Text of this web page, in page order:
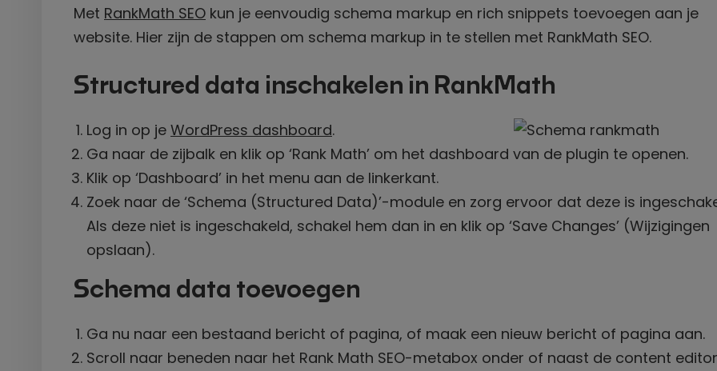
Met RankMath SEO kun je eenvoudig schema markup en rich snippets toevoegen aan je
website. Hier zijn de stappen om schema markup in te stellen met RankMath SEO.
Structured data inschakelen in RankMath
Log in op je WordPress dashboard.
Ga naar de zijbalk en klik op ‘Rank Math’ om het dashboard van de plugin te openen.
Klik op ‘Dashboard’ in het menu aan de linkerkant.
Zoek naar de ‘Schema (Structured Data)’-module en zorg ervoor dat deze is
Als deze niet is ingeschakeld, schakel hem dan in en klik op ‘Save Changes’ (Wijzigingen
opslaan).
Schema data toevoegen
Ga nu naar een bestaand bericht of pagina, of maak een nieuw bericht of pagina aan.
Scroll naar beneden naar het Rank Math SEO-metabox onder of naast de content